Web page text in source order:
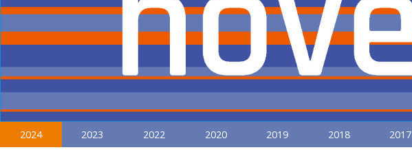
2024 2023 2022 2020 2019 2018 2017